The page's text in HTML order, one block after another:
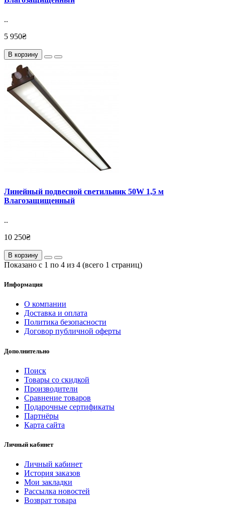
..
5 950₴
В корзину
Линейный подвесной светильник 50W 1,5 м
Влагозащищенный
..
10 250₴
В корзину
Показано с 1 по 4 из 4 (всего 1 страниц)
Информация
О компании
Доставка и оплата
Политика безопасности
Договор публичной оферты
Дополнительно
Поиск
Товары со скидкой
Производители
Сравнение товаров
Подарочные сертификаты
Партнёры
Карта сайта
Личный кабинет
Личный кабинет
История заказов
Мои закладки
Рассылка новостей
Возврат товара